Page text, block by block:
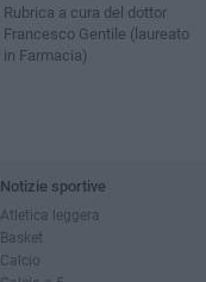
Rubrica a cura del dottor
Francesco Gentile (laureato
in Farmacia)
Notizie sportive
Atletica leggera
Basket
Calcio